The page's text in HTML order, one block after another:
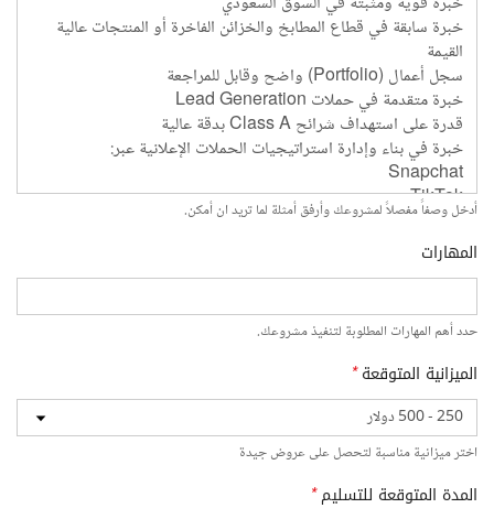
أدخل وصفاً مفصلاً لمشروعك وأرفق أمثلة لما تريد ان أمكن.
المهارات
حدد أهم المهارات المطلوبة لتنفيذ مشروعك.
الميزانية المتوقعة*
اختر ميزانية مناسبة لتحصل على عروض جيدة
المدة المتوقعة للتسليم*